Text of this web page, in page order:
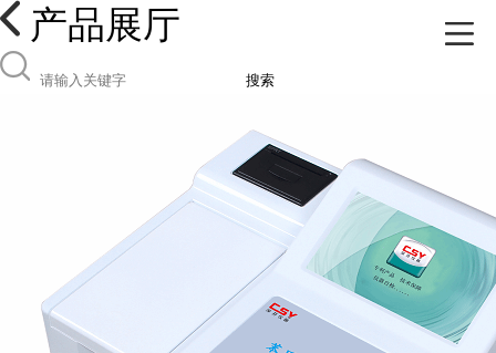
产品展厅
搜索